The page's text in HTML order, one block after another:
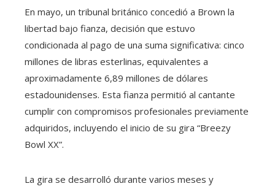
En mayo, un tribunal británico concedió a Brown la
libertad bajo fianza, decisión que estuvo
condicionada al pago de una suma significativa: cinco
millones de libras esterlinas, equivalentes a
aproximadamente 6,89 millones de dólares
estadounidenses. Esta fianza permitió al cantante
cumplir con compromisos profesionales previamente
adquiridos, incluyendo el inicio de su gira “Breezy
Bowl XX”.
La gira se desarrolló durante varios meses y